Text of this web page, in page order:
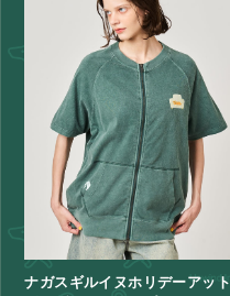
ナガスギルイヌホリデーアット